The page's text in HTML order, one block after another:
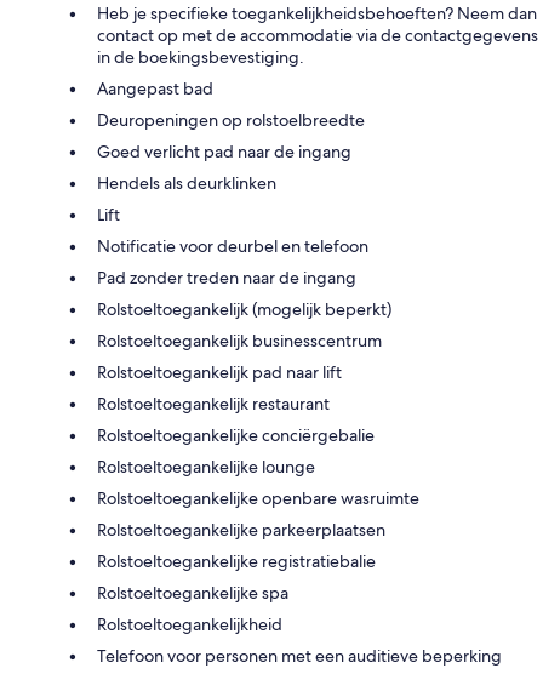
Heb je specifieke toegankelijkheidsbehoeften? Neem dan
contact op met de accommodatie via de contactgegevens
in de boekingsbevestiging.
Aangepast bad
Deuropeningen op rolstoelbreedte
Goed verlicht pad naar de ingang
Hendels als deurklinken
Lift
Notificatie voor deurbel en telefoon
Pad zonder treden naar de ingang
Rolstoeltoegankelijk (mogelijk beperkt)
Rolstoeltoegankelijk businesscentrum
Rolstoeltoegankelijk pad naar lift
Rolstoeltoegankelijk restaurant
Rolstoeltoegankelijke conciërgebalie
Rolstoeltoegankelijke lounge
Rolstoeltoegankelijke openbare wasruimte
Rolstoeltoegankelijke parkeerplaatsen
Rolstoeltoegankelijke registratiebalie
Rolstoeltoegankelijke spa
Rolstoeltoegankelijkheid
Telefoon voor personen met een auditieve beperking